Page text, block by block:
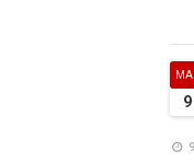
9